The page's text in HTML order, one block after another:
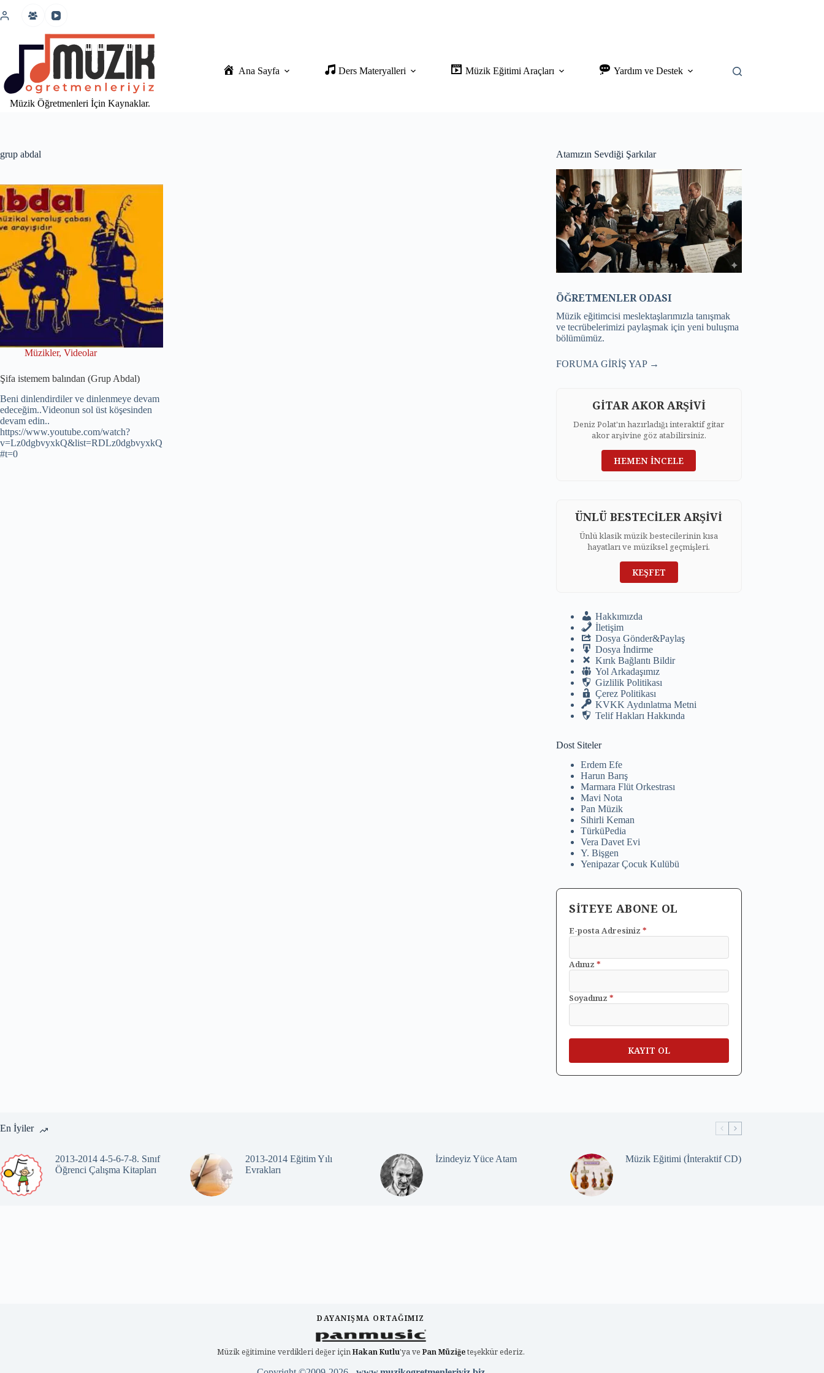
atla
Müzik Öğretmenleri İçin Kaynaklar.
Ana Sayfa Ders Materyalleri Müzik Eğitimi Araçları Yardım ve Destek
grup abdal
Müzikler, Videolar
Şifa istemem balından (Grup Abdal)
Beni dinlendirdiler ve dinlenmeye devam
edeceğim..Videonun sol üst köşesinden
devam edin..
https://www.youtube.com/watch?
v=Lz0dgbvyxkQ&list=RDLz0dgbvyxkQ
#t=0
Atamızın Sevdiği Şarkılar
ÖĞRETMENLER ODASI
Müzik eğitimcisi meslektaşlarımızla tanışmak
ve tecrübelerimizi paylaşmak için yeni buluşma
bölümümüz.
FORUMA GİRİŞ YAP →
GİTAR AKOR ARŞİVİ
Deniz Polat'ın hazırladığı interaktif gitar
akor arşivine göz atabilirsiniz.
HEMEN İNCELE
ÜNLÜ BESTECİLER ARŞİVİ
Ünlü klasik müzik bestecilerinin kısa
hayatları ve müziksel geçmişleri.
KEŞFET
Hakkımızda
İletişim
Dosya Gönder&Paylaş
Dosya İndirme
Kırık Bağlantı Bildir
Yol Arkadaşımız
Gizlilik Politikası
Çerez Politikası
KVKK Aydınlatma Metni
Telif Hakları Hakkında
Dost Siteler
Erdem Efe
Harun Barış
Marmara Flüt Orkestrası
Mavi Nota
Pan Müzik
Sihirli Keman
TürküPedia
Vera Davet Evi
Y. Bişgen
Yenipazar Çocuk Kulübü
SİTEYE ABONE OL
E-posta Adresiniz*
Adınız*
Soyadınız*
En İyiler
2013-2014 4-5-6-7-8. Sınıf
Öğrenci Çalışma Kitapları
2013-2014 Eğitim Yılı
Evrakları
İzindeyiz Yüce Atam Müzik Eğitimi (İnteraktif CD)
DAYANIŞMA ORTAĞIMIZ
Müzik eğitimine verdikleri değer içinHakan Kutlu'ya ve Pan Müziğeteşekkür ederiz.